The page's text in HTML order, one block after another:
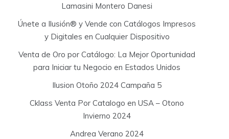
Lamasini Montero Danesi
Únete a Ilusión® y Vende con Catálogos Impresos
y Digitales en Cualquier Dispositivo
Venta de Oro por Catálogo: La Mejor Oportunidad
para Iniciar tu Negocio en Estados Unidos
Ilusion Otoño 2024 Campaña 5
Cklass Venta Por Catalogo en USA – Otono
Invierno 2024
Andrea Verano 2024